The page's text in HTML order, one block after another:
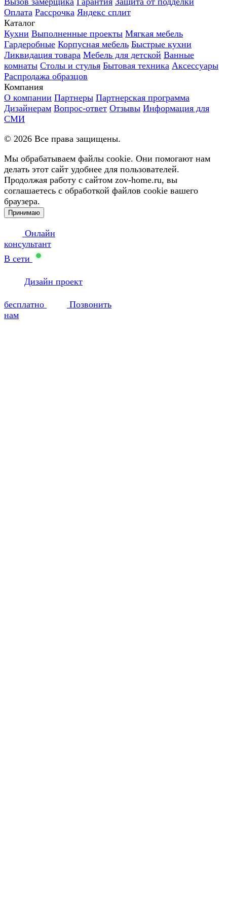
Оплата Рассрочка Яндекс сплит
Каталог
Кухни Выполненные проекты Мягкая мебель
Гардеробные Корпусная мебель Быстрые кухни
Ликвидация товара Мебель для детской Ванные
комнаты Столы и стулья Бытовая техника Аксессуары
Распродажа образцов
Компания
О компании Партнеры Партнерская программа
Дизайнерам Вопрос-ответ Отзывы Информация для
СМИ
© 2026 Все права защищены.
Мы обрабатываем файлы cookie. Они помогают нам
делать этот сайт удобнее для пользователей.
Продолжая работу с сайтом zov-home.ru, вы
соглашаетесь с обработкой файлов cookie вашего
браузера.
Принимаю
Онлайн
консультант
В сети
Дизайн проект
бесплатно
Позвонить
нам